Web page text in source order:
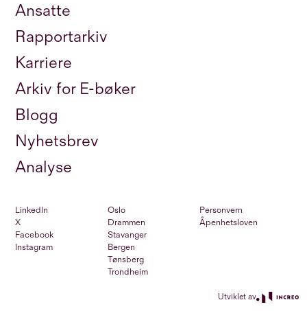
Ansatte
Rapportarkiv
Karriere
Arkiv for E-bøker
Blogg
Nyhetsbrev
Analyse
LinkedIn
X
Facebook
Instagram
Oslo
Drammen
Stavanger
Bergen
Tønsberg
Trondheim
Personvern
Åpenhetsloven
Utviklet av